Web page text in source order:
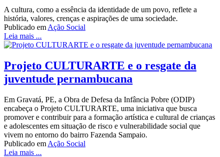
A cultura, como a essência da identidade de um povo, reflete a
história, valores, crenças e aspirações de uma sociedade.
Publicado em Ação Social
Leia mais ...
Projeto CULTURARTE e o resgate da
juventude pernambucana
Em Gravatá, PE, a Obra de Defesa da Infância Pobre (ODIP)
encabeça o Projeto CULTURARTE, uma iniciativa que busca
promover e contribuir para a formação artística e cultural de crianças
e adolescentes em situação de risco e vulnerabilidade social que
vivem no entorno do bairro Fazenda Sampaio.
Publicado em Ação Social
Leia mais ...